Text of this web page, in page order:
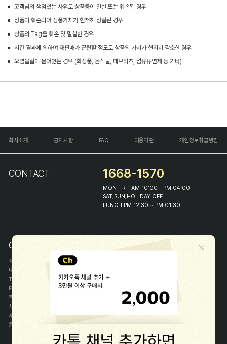
고객님의 책임있는 사유로 상품등이 멸실 또는 훼손된 경우
상품이 훼손되어 상품가치가 현저히 상실된 경우
상품의 Tag을 훼손 및 멸실한 경우
시간 경과에 의하여 재판매가 곤란할 정도로 상품의 가치가 현저히 감소한 경우
오염물질이 묻어있는 경우 (화장품, 음식물, 페브리즈, 섬유유연제 등 기타)
회사소개 공지사항 FAQ 이용약관 개인정보취급방침
CONTACT 1668-1570
MON-FRI : AM 10:00 - PM 04:00
SAT,SUN,HOLIDAY OFF
LUNCH PM 12:30 ~ PM 01:30
COMPANY INFO
상호
(주)해피프린스
대표
TEL
1668-1570
E-MAIL
help@happyprince.co.kr
주소
사업자등록번호
개인정보관리자
이화진
통신판매신고번호
제 2018-서울종로-1384 호[사업자정보확인]